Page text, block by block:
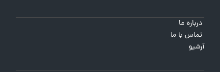
درباره ما
تماس با ما
آرشیو